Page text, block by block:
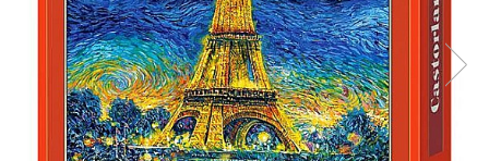
Miniaturi HEROCLIX
Accesorii pentru boardgames
Protectii carti (Sleeves)
Playmats
Deck Boxes/Cutii pentru carti